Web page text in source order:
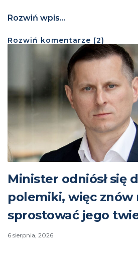
Rozwiń wpis...
Rozwiń komentarze (2)
Minister odniósł się
polemiki, więc znów
sprostować jego
6 sierpnia, 2026